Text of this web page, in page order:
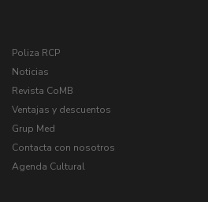
Poliza RCP
Noticias
Revista CoMB
Ventajas y descuentos
Grup Med
Contacta con nosotros
Agenda Cultural